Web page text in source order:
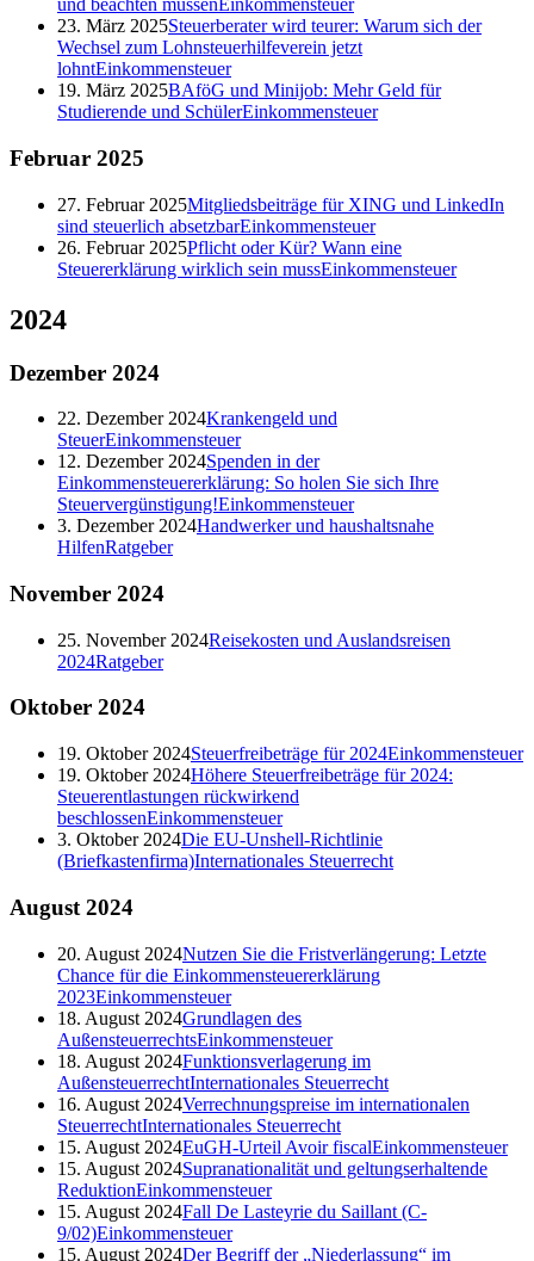
und beachten müssen Einkommensteuer
23. März 2025Steuerberater wird teurer: Warum sich der
Wechsel zum Lohnsteuerhilfeverein jetzt
lohntEinkommensteuer
19. März 2025BAföG und Minijob: Mehr Geld für
Studierende und SchülerEinkommensteuer
Februar 2025
27. Februar 2025Mitgliedsbeiträge für XING und LinkedIn
sind steuerlich absetzbarEinkommensteuer
26. Februar 2025Pflicht oder Kür? Wann eine
Steuererklärung wirklich sein mussEinkommensteuer
2024
Dezember 2024
22. Dezember 2024Krankengeld und
SteuerEinkommensteuer
12. Dezember 2024Spenden in der
Einkommensteuererklärung: So holen Sie sich Ihre
Steuervergünstigung!Einkommensteuer
3. Dezember 2024Handwerker und haushaltsnahe
HilfenRatgeber
November 2024
25. November 2024Reisekosten und Auslandsreisen
2024Ratgeber
Oktober 2024
19. Oktober 2024Steuerfreibeträge für 2024Einkommensteuer
19. Oktober 2024Höhere Steuerfreibeträge für 2024:
Steuerentlastungen rückwirkend
beschlossenEinkommensteuer
3. Oktober 2024Die EU-Unshell-Richtlinie
(Briefkastenfirma)Internationales Steuerrecht
August 2024
20. August 2024Nutzen Sie die Fristverlängerung: Letzte
Chance für die Einkommensteuererklärung
2023Einkommensteuer
18. August 2024Grundlagen des
AußensteuerrechtsEinkommensteuer
18. August 2024Funktionsverlagerung im
AußensteuerrechtInternationales Steuerrecht
16. August 2024Verrechnungspreise im internationalen
SteuerrechtInternationales Steuerrecht
15. August 2024EuGH-Urteil Avoir fiscalEinkommensteuer
15. August 2024Supranationalität und geltungserhaltende
ReduktionEinkommensteuer
15. August 2024Fall De Lasteyrie du Saillant (C-
9/02)Einkommensteuer
15. August 2024Der Begriff der „Niederlassung“ im